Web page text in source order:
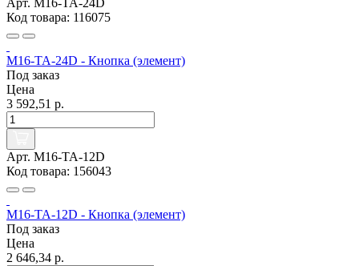
Арт. M16-TA-24D
Код товара: 116075
M16-TA-24D - Кнопка (элемент)
Под заказ
Цена
3 592,51 р.
Арт. M16-TA-12D
Код товара: 156043
M16-TA-12D - Кнопка (элемент)
Под заказ
Цена
2 646,34 р.